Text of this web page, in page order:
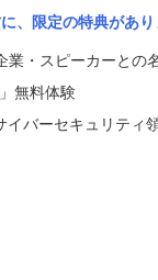
、限定の特典があ
業・スピーカーとの
無料体験
イバーセキュリティ